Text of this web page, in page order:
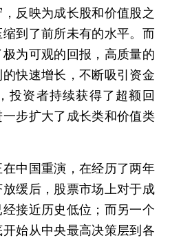
反映为成长股和价值股之
到了前所未有的水平。而
为可观的回报，高质量的
的快速增长，不断吸引资金
投资者持续获得了超额回
步扩大了成长类和价值类
中国重演，在经历了两年
缓后，股票市场上对于成
接近历史低位；而另一个
始从中央最高决策层到各